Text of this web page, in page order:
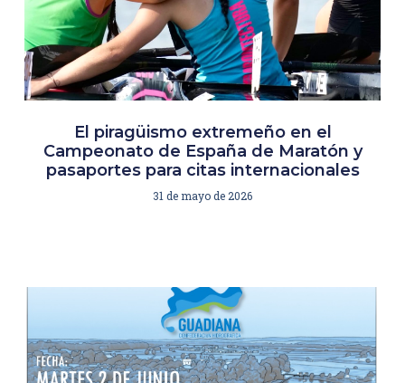
El piragüismo extremeño en el
Campeonato de España de Maratón y
pasaportes para citas internacionales
31 de mayo de 2026